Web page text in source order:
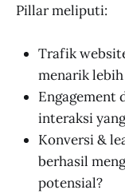
Pillar meliputi:
Trafik
menarik
Engagement
interaksi
Konversi &
berhasil
potensial?